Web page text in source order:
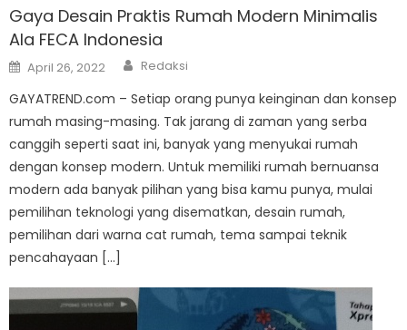
Gaya Desain Praktis Rumah Modern Minimalis
Ala FECA Indonesia
Posted
on
April 26, 2022 Author
Redaksi
GAYATREND.com – Setiap orang punya keinginan dan konsep
rumah masing-masing. Tak jarang di zaman yang serba
canggih seperti saat ini, banyak yang menyukai rumah
dengan konsep modern. Untuk memiliki rumah bernuansa
modern ada banyak pilihan yang bisa kamu punya, mulai
pemilihan teknologi yang disematkan, desain rumah,
pemilihan dari warna cat rumah, tema sampai teknik
pencahayaan […]